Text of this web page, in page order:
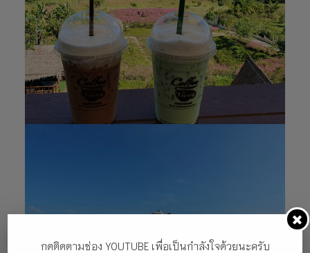
กดติดตามช่อง YOUTUBE เพื่อเป็นกำลังใจด้วยนะครับ